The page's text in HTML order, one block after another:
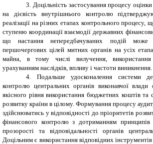
3. Доцільність застосування процесу
на дієвість внутрішнього контролю
реалізації на різних етапах контрольного
ступеню координації взаємодії державних
що настання непередбачуваних подій може
першочергових цілей митних органів на усіх
майна, в тому числі вилучення,
урахуванням наслідків, впливу і частоти виникнення.
4.
Подальше удосконалення системи
контролю центральних органів виконавчої
якісного рівня використання бюджетних коштів та
розвитку країни в цілому. Формування процесу
здійснюватись у відповідності до пріоритетів
фінансового контролю з дотриманням принципів
прозорості та відповідальності органів
Доцільним є використання відповідних